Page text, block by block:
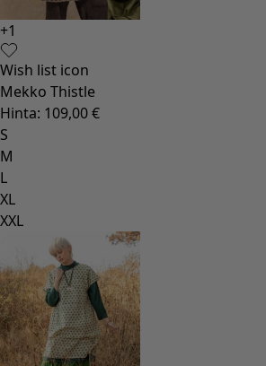
+1
Wish list icon
Mekko Thistle
Hinta: 109,00 €
S
M
L
XL
XXL